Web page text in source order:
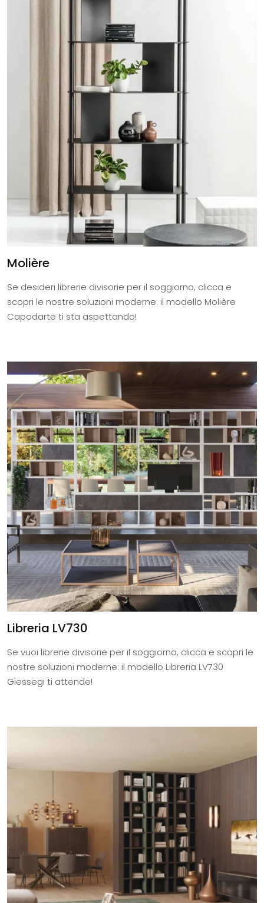
Molière
Se desideri librerie divisorie per il soggiorno, clicca e
scopri le nostre soluzioni moderne: il modello Molière
Capodarte ti sta aspettando!
Libreria LV730
Se vuoi librerie divisorie per il soggiorno, clicca e scopri le
nostre soluzioni moderne: il modello Libreria LV730
Giessegi ti attende!